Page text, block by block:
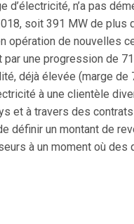
d’électricité, n’a pas
soit 391 MW de plus
opération de nouvelles
une progression de
déjà élevée (marge
à une clientèle
et à travers des
définir un montant de
à un moment où